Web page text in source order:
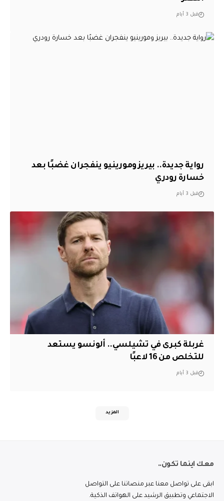
قبل 3 أيام
رواية جديدة.. بيريز ومورينيو ينفجران غضبًا بعد
خسارة رودري
قبل 3 أيام
غربلة كبرى في تشيلسي.. ألونسو يستعد
للتخلص من 16 لاعبًا
قبل 3 أيام
المزيد
معك اينما تكون..
ابقى على تواصل معنا عبر منصاتنا على التواصل
الاجتماعي وتطبيق الرشيد على الهواتف الذكية.